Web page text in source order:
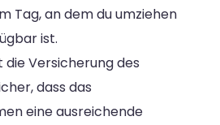
Tag, an dem du umziehen
ist.
Versicherung des
dass das
eine ausreichende